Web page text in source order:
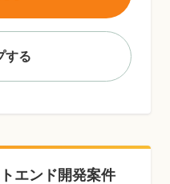
する
エンド開発案件